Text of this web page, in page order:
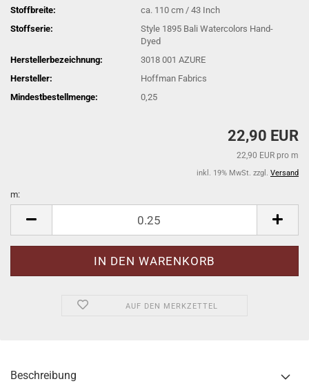
Stoffbreite:
ca. 110 cm / 43 Inch
Stoffserie:
Style 1895 Bali Watercolors Hand-
Dyed
Herstellerbezeichnung:
3018 001 AZURE
Hersteller:
Hoffman Fabrics
Mindestbestellmenge:
0,25
22,90 EUR
22,90 EUR pro m
inkl. 19% MwSt. zzgl. Versand
m:
AUF DEN MERKZETTEL
Beschreibung